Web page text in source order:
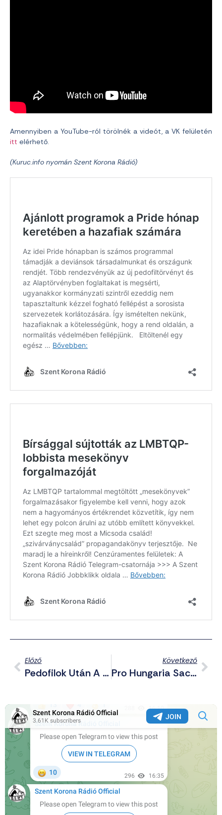
Amennyiben a YouTube-ról törölnék a videót, a VK felületén
itt elérhető.
(Kuruc.info nyomán Szent Korona Rádió)
Előző
Pedofilok Után A Zoofilok Is Csatlakoznának Az LMBTQPXYZ Közösséghez
Következő
Pro Hungaria Sacra Papja: A XX. Század Nagy Átverése, Avagy Az Új Liturgia – 6. Rész